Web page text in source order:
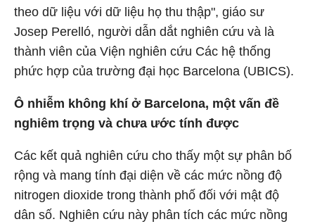
theo dữ liệu với dữ liệu họ thu thập", giáo sư
Josep Perelló, người dẫn dắt nghiên cứu và là
thành viên của Viện nghiên cứu Các hệ thống
phức hợp của trường đại học Barcelona (UBICS).
Ô nhiễm không khí ở Barcelona, một vấn đề
nghiêm trọng và chưa ước tính được
Các kết quả nghiên cứu cho thấy một sự phân bố
rộng và mang tính đại diện về các mức nồng độ
nitrogen dioxide trong thành phố đối với mật độ
dân số. Nghiên cứu này phân tích các mức nồng